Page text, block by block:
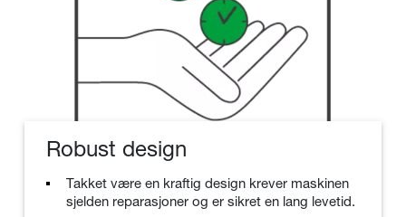
Robust design
Takket være en kraftig design krever maskinen
sjelden reparasjoner og er sikret en lang levetid.